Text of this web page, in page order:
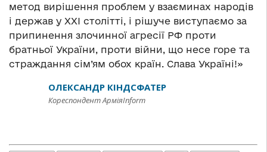
метод вирішення проблем у взаєминах народів
і держав у ХХI столітті, і рішуче виступаємо за
припинення злочинної агресії РФ проти
братньої України, проти війни, що несе горе та
страждання сім’ям обох країн. Слава Україні!»
ОЛЕКСАНДР КІНДСФАТЕР
Кореспондент АрміяInform